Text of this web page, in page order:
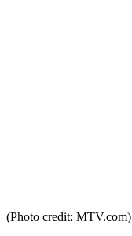
(Photo credit: MTV.com)